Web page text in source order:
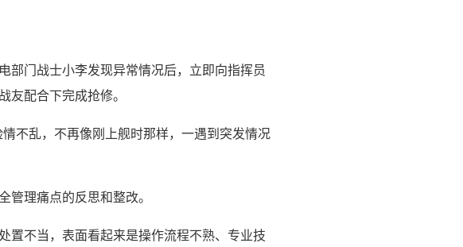
部门战士小李发现异常情况后，立即向指挥员
配合下完成抢修。
不乱，不再像刚上舰时那样，一遇到突发情况
理痛点的反思和整改。
置不当，表面看起来是操作流程不熟、专业技